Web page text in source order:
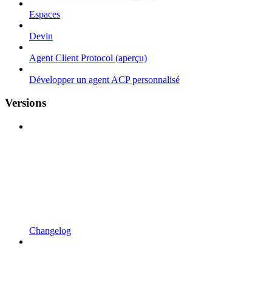
Espaces
Devin
Agent Client Protocol (aperçu)
Développer un agent ACP personnalisé
Versions
Changelog